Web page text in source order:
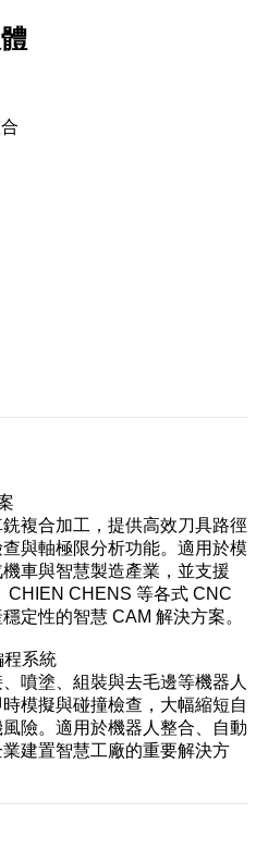
複合加工，提供高效刀具路徑
與軸極限分析功能。適用於模
車與智慧製造產業，並支援
CHIEN CHENS 等各式 CNC
定性的智慧 CAM 解決方案。
程系統
噴塗、組裝與去毛邊等機器人
模擬與碰撞檢查，大幅縮短自
險。適用於機器人整合、自動
建置智慧工廠的重要解決方